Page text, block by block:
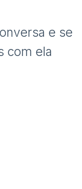
e se
com ela